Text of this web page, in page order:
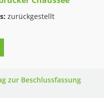
zurückgestellt
zur Beschlussfassung